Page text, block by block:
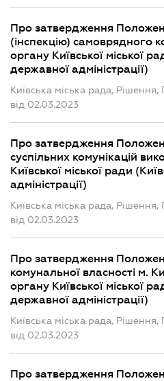
Про затвердження
(інспекцію) самоврядного
органу Київської міської
державної адміністрації)
Київська міська рада,
від 02.03.2023
Про затвердження
суспільних комунікацій
Київської міської ради
адміністрації)
Київська міська рада,
від 02.03.2023
Про затвердження
комунальної власності м.
органу Київської міської
державної адміністрації)
Київська міська рада,
від 02.03.2023
Про затвердження